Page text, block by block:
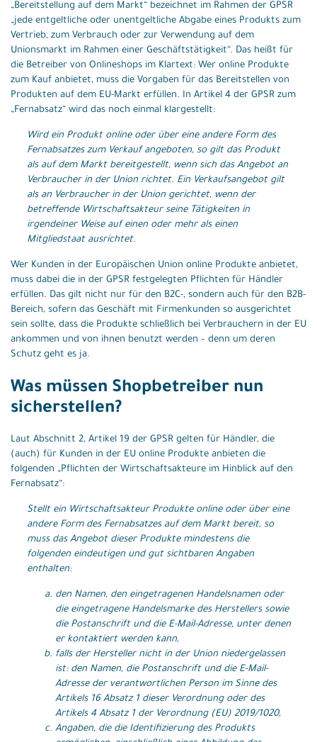
„Bereitstellung auf dem Markt“ bezeichnet im Rahmen der GPSR
„jede entgeltliche oder unentgeltliche Abgabe eines Produkts zum
Vertrieb, zum Verbrauch oder zur Verwendung auf dem
Unionsmarkt im Rahmen einer Geschäftstätigkeit“. Das heißt für
die Betreiber von Onlineshops im Klartext: Wer online Produkte
zum Kauf anbietet, muss die Vorgaben für das Bereitstellen von
Produkten auf dem EU-Markt erfüllen. In Artikel 4 der GPSR zum
„Fernabsatz“ wird das noch einmal klargestellt:
Wird ein Produkt online oder über eine andere Form des
Fernabsatzes zum Verkauf angeboten, so gilt das Produkt
als auf dem Markt bereitgestellt, wenn sich das Angebot an
Verbraucher in der Union richtet. Ein Verkaufsangebot gilt
als an Verbraucher in der Union gerichtet, wenn der
betreffende Wirtschaftsakteur seine Tätigkeiten in
irgendeiner Weise auf einen oder mehr als einen
Mitgliedstaat ausrichtet.
Wer Kunden in der Europäischen Union online Produkte anbietet,
muss dabei die in der GPSR festgelegten Pflichten für Händler
erfüllen. Das gilt nicht nur für den B2C-, sondern auch für den B2B-
Bereich, sofern das Geschäft mit Firmenkunden so ausgerichtet
sein sollte, dass die Produkte schließlich bei Verbrauchern in der EU
ankommen und von ihnen benutzt werden – denn um deren
Schutz geht es ja.
Was müssen Shopbetreiber nun
sicherstellen?
Laut Abschnitt 2, Artikel 19 der GPSR gelten für Händler, die
(auch) für Kunden in der EU online Produkte anbieten die
folgenden „Pflichten der Wirtschaftsakteure im Hinblick auf den
Fernabsatz“:
Stellt ein Wirtschaftsakteur Produkte online oder über eine
andere Form des Fernabsatzes auf dem Markt bereit, so
muss das Angebot dieser Produkte mindestens die
folgenden eindeutigen und gut sichtbaren Angaben
enthalten:
den Namen, den eingetragenen Handelsnamen oder
die eingetragene Handelsmarke des Herstellers sowie
die Postanschrift und die E-Mail-Adresse, unter denen
er kontaktiert werden kann,
falls der Hersteller nicht in der Union niedergelassen
ist: den Namen, die Postanschrift und die E-Mail-
Adresse der verantwortlichen Person im Sinne des
Artikels 16 Absatz 1 dieser Verordnung oder des
Artikels 4 Absatz 1 der Verordnung (EU) 2019/1020,
Angaben, die die Identifizierung des Produkts